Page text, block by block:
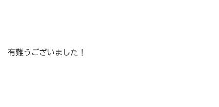
有難うございました！